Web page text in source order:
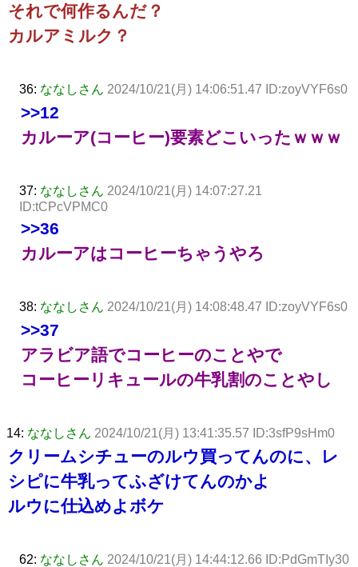
それで何作るんだ？
カルアミルク？
36: ななしさん 2024/10/21(月) 14:06:51.47 ID:zoyVYF6s0
>>12
カルーア(コーヒー)要素どこいったｗｗｗ
37: ななしさん 2024/10/21(月) 14:07:27.21
ID:tCPcVPMC0
>>36
カルーアはコーヒーちゃうやろ
38: ななしさん 2024/10/21(月) 14:08:48.47 ID:zoyVYF6s0
>>37
アラビア語でコーヒーのことやで
コーヒーリキュールの牛乳割のことやし
14: ななしさん 2024/10/21(月) 13:41:35.57 ID:3sfP9sHm0
クリームシチューのルウ買ってんのに、レ
シピに牛乳ってふざけてんのかよ
ルウに仕込めよボケ
62: ななしさん 2024/10/21(月) 14:44:12.66 ID:PdGmTIy30